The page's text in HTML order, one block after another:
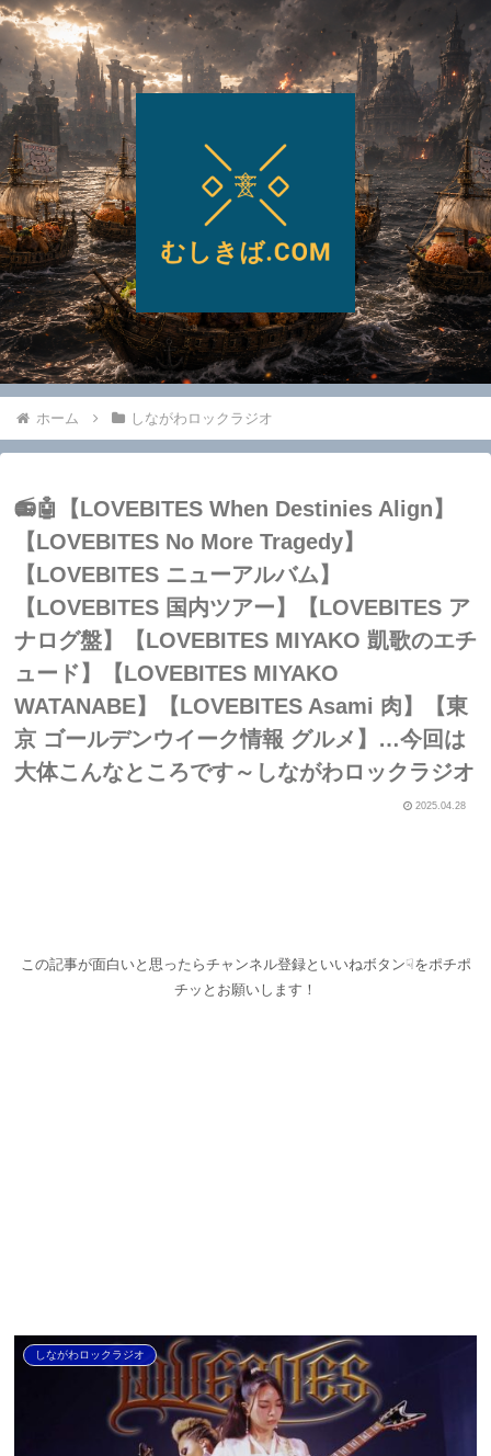
ホーム しながわロックラジオ
📻🤖【LOVEBITES When Destinies Align】
【LOVEBITES No More Tragedy】
【LOVEBITES ニューアルバム】
【LOVEBITES 国内ツアー】【LOVEBITES ア
ナログ盤】【LOVEBITES MIYAKO 凱歌のエチ
ュード】【LOVEBITES MIYAKO
WATANABE】【LOVEBITES Asami 肉】【東
京 ゴールデンウイーク情報 グルメ】…今回は
大体こんなところです～しながわロックラジオ
2025.04.28
この記事が面白いと思ったらチャンネル登録といいねボタン☟をポチポ
チッとお願いします！
しながわロックラジオ